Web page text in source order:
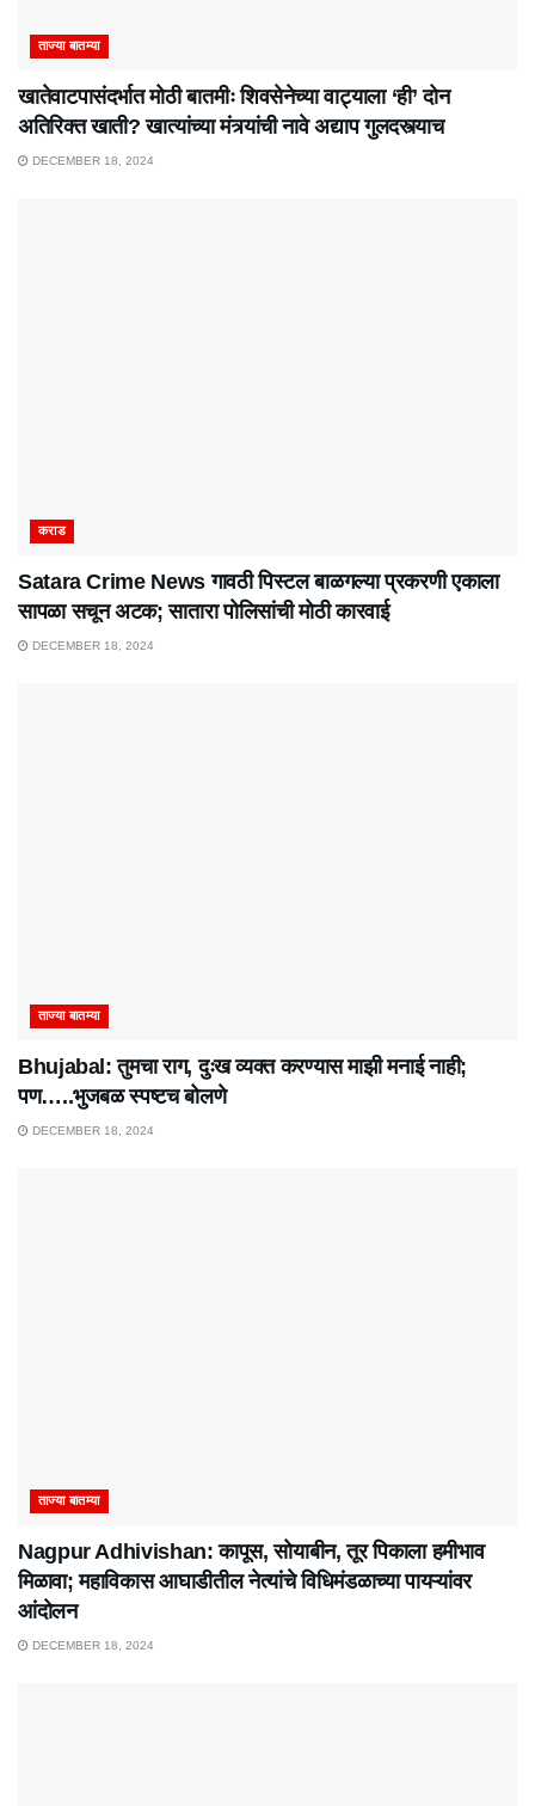
ताज्या बातम्या
खातेवाटपासंदर्भात मोठी बातमीः शिवसेनेच्या वाट्याला ‘ही’ दोन
अतिरिक्त खाती? खात्यांच्या मंत्र्यांची नावे अद्याप गुलदस्त्याच
DECEMBER 18, 2024
कराड
Satara Crime News गावठी पिस्टल बाळगल्या प्रकरणी एकाला
सापळा सचून अटक; सातारा पोलिसांची मोठी कारवाई
DECEMBER 18, 2024
ताज्या बातम्या
Bhujabal: तुमचा राग, दुःख व्यक्त करण्यास माझी मनाई नाही;
पण…..भुजबळ स्पष्टच बोलणे
DECEMBER 18, 2024
ताज्या बातम्या
Nagpur Adhivishan: कापूस, सोयाबीन, तूर पिकाला हमीभाव
मिळावा; महाविकास आघाडीतील नेत्यांचे विधिमंडळाच्या पायऱ्यांवर
आंदोलन
DECEMBER 18, 2024